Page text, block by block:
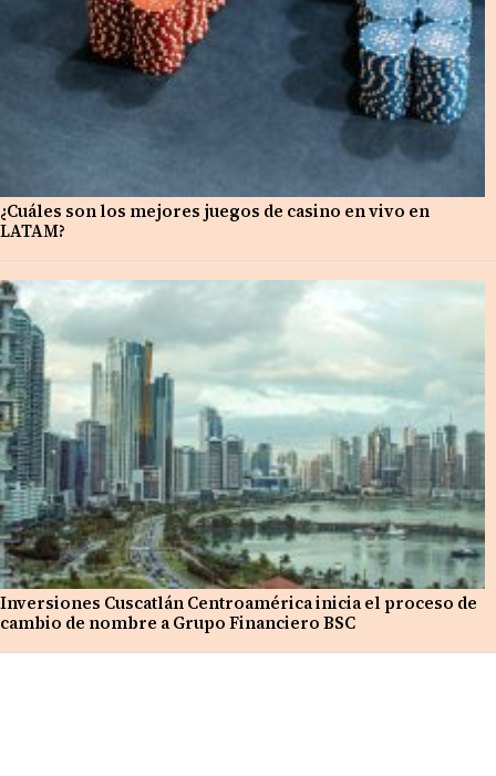
¿Cuáles son los mejores juegos de casino en vivo en
LATAM?
Inversiones Cuscatlán Centroamérica inicia el proceso de
cambio de nombre a Grupo Financiero BSC